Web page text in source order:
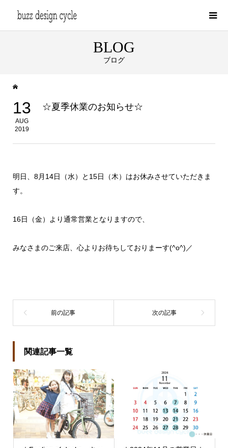
BLOG
ブログ
13
AUG
2019
☆夏季休業のお知らせ☆
明日、8月14日（水）と15日（木）はお休みさせていただきま
す。
16日（金）より通常営業となりますので、
みなさまのご来店、心よりお待ちしておりまーす(^o^)／
関連記事一覧